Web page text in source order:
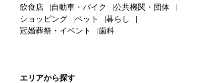
飲食店
自動車・バイク
公共機関・団体
ショッピング
ペット
暮らし
冠婚葬祭・イベント
歯科
エリアから探す